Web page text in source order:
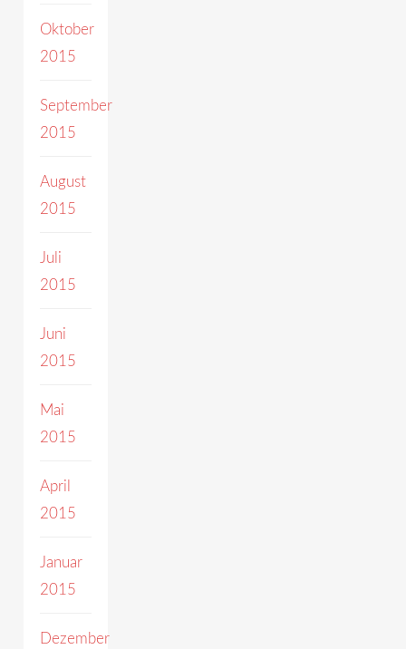
Oktober
2015
September
2015
August
2015
Juli
2015
Juni
2015
Mai
2015
April
2015
Januar
2015
Dezember